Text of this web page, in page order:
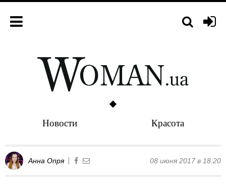
Новости Красота
Анна Опря 08 июня 2017 в 18:20